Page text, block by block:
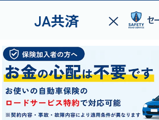
JA共済